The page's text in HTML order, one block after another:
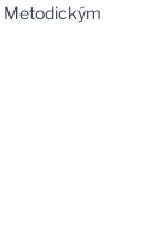
Metodickým